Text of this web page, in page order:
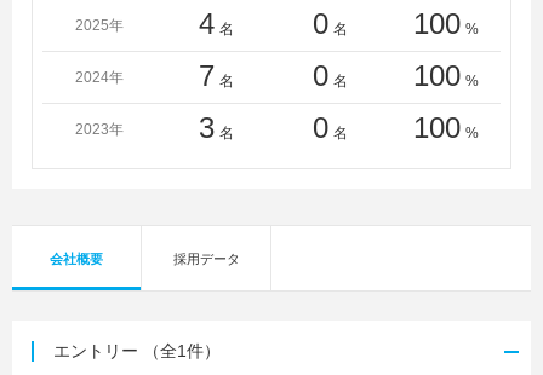
2025年 4 名 0 名 100 %
2024年 7 名 0 名 100 %
2023年 3 名 0 名 100 %
会社概要 採用データ
エントリー （全1件）